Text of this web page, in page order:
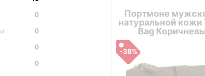
Портмоне
натуральной кожи
Bag
-38%
0
0
0
0